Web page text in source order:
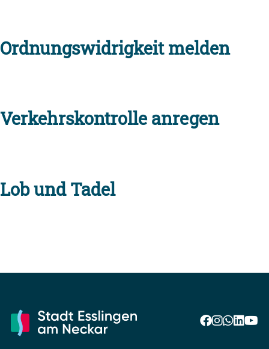
Ordnungswidrigkeit melden
Verkehrskontrolle anregen
Lob und Tadel